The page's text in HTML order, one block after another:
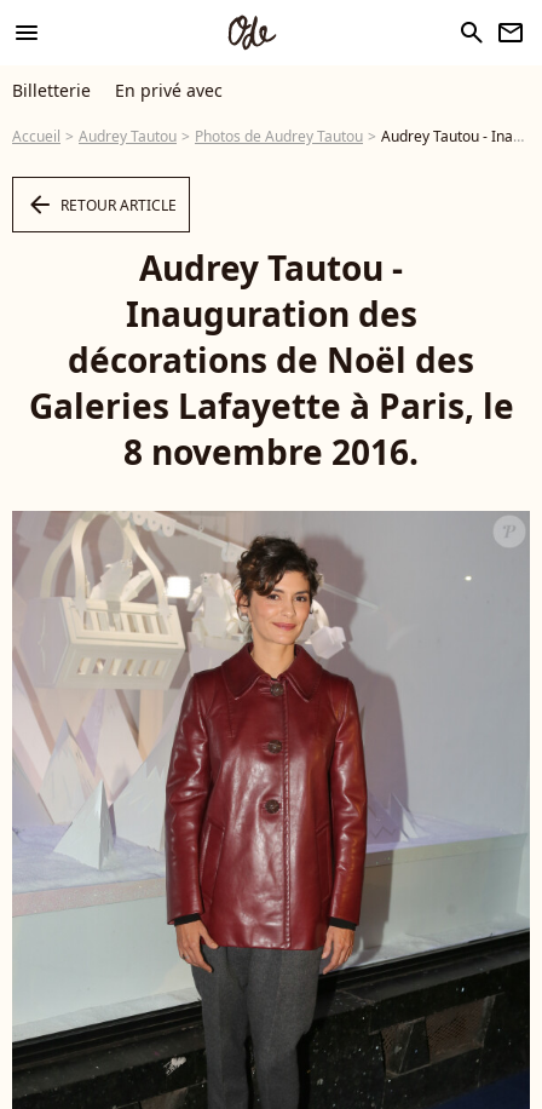
menu search newsletter
Billetterie En privé avec
Accueil Audrey Tautou Photos de Audrey Tautou Audrey Tautou - Inauguration des décorations de Noël des Galeries Lafayette à Paris, le 8 novembre 2016. © CVS/Bestimage - Photo
arrow_left RETOUR ARTICLE
Audrey Tautou -
Inauguration des
décorations de Noël des
Galeries Lafayette à Paris, le
8 novembre 2016.